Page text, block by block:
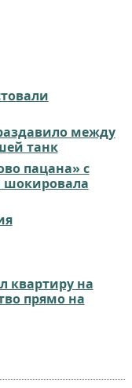
между
танк
пацана» с
шокировала
квартиру на
прямо на